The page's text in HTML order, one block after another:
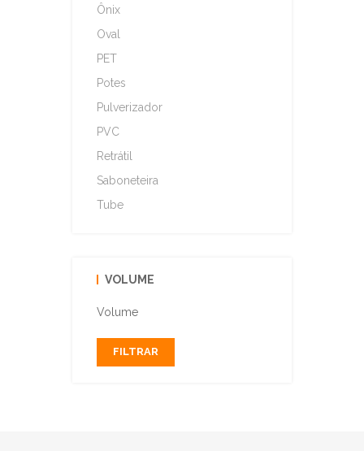
Ônix
Oval
PET
Potes
Pulverizador
PVC
Retrátil
Saboneteira
Tube
VOLUME
Volume
FILTRAR